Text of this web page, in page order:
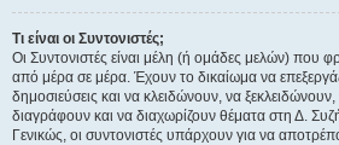
Τι είναι οι Συντονιστές;
Οι Συντονιστές είναι μέλη (ή ομάδες μελών) που
από μέρα σε μέρα. Έχουν το δικαίωμα να
δημοσιεύσεις και να κλειδώνουν, να
διαγράφουν και να διαχωρίζουν θέματα στη Δ.
Γενικώς, οι συντονιστές υπάρχουν για να